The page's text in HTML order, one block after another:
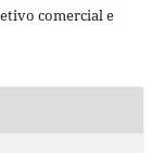
comercial e